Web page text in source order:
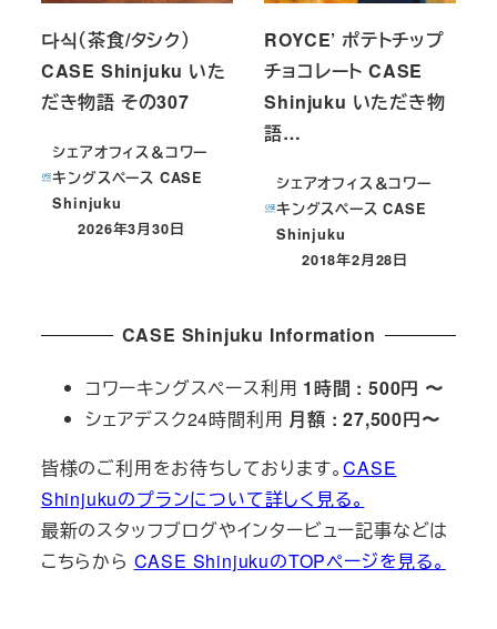
다식（茶食/タシク）
CASE Shinjuku いた
だき物語 その307
シェアオフィス＆コワー
キングスペース CASE
Shinjuku
投稿日
2026年3月30日
ROYCE’ ポテトチップ
チョコレート CASE
Shinjuku いただき物
語…
シェアオフィス＆コワー
キングスペース CASE
Shinjuku
投稿日
2018年2月28日
CASE Shinjuku Information
コワーキングスペース利用 1時間 : 500円 〜
シェアデスク24時間利用 月額 : 27,500円〜
皆様のご利用をお待ちしております。CASE
Shinjukuのプランについて詳しく見る。
最新のスタッフブログやインタービュー記事などは
こちらから CASE ShinjukuのTOPページを見る。